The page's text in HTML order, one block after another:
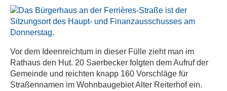
Vor dem Ideenreichtum in dieser Fülle zieht man im
Rathaus den Hut. 20 Saerbecker folgten dem Aufruf der
Gemeinde und reichten knapp 160 Vorschläge für
Straßennamen im Wohnbaugebiet Alter Reiterhof ein.